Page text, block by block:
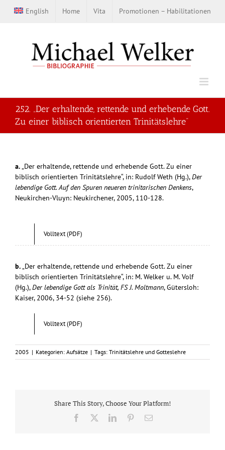
Inhalt
English Home Vita Promotionen – Habilitationen
252. „Der erhaltende, rettende und erhebende Gott.
Zu einer biblisch orientierten Trinitätslehre“
a.„Der erhaltende, rettende und erhebende Gott. Zu einer
biblisch orientierten Trinitätslehre“, in: Rudolf Weth (Hg.),Der
lebendige Gott. Auf den Spuren neueren trinitarischen Denkens,
Neukirchen-Vluyn: Neukirchener, 2005, 110-128.
Volltext (PDF)
b.„Der erhaltende, rettende und erhebende Gott. Zu einer
biblisch orientierten Trinitätslehre“, in: M. Welker u. M. Volf
(Hg.),Der lebendige Gott als Trinität, FS J. Moltmann, Gütersloh:
Kaiser, 2006, 34-52 (siehe 256).
Volltext (PDF)
2005 | Kategorien: Aufsätze | Tags: Trinitätslehre und Gotteslehre
Share This Story, Choose Your Platform!
Facebook LinkedInPinterest
E-